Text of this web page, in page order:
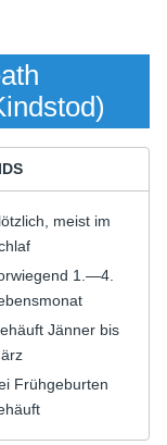
meist im
1.—4.
Jänner bis
Frühgeburten